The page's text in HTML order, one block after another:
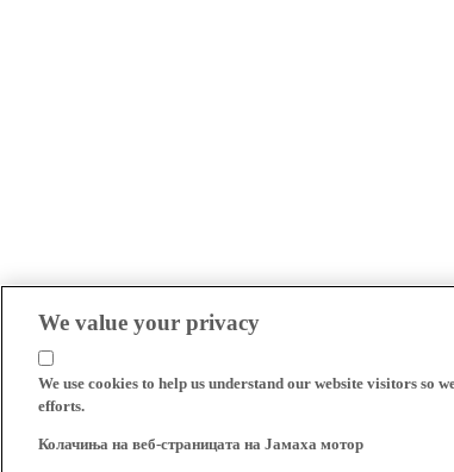
We value your privacy
We use cookies to help us understand our website visitors so
efforts.
Колачиња на веб-страницата на Јамаха мотор